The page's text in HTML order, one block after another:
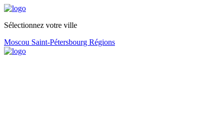
Sélectionnez votre ville
Moscou Saint-Pétersbourg Régions